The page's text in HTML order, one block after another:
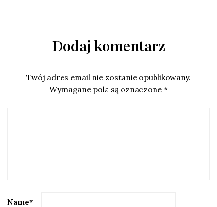
Dodaj komentarz
Twój adres email nie zostanie opublikowany.
Wymagane pola są oznaczone *
Name*